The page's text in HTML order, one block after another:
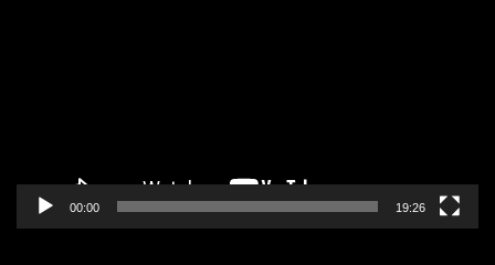
00:00 19:26